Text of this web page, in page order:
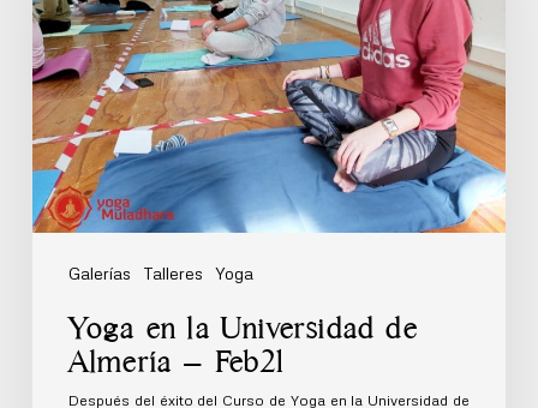
Galerías Talleres Yoga
de
Almería
–
Feb21
Yoga en la Universidad de
Almería – Feb21
Después del éxito del Curso de Yoga en la Universidad de